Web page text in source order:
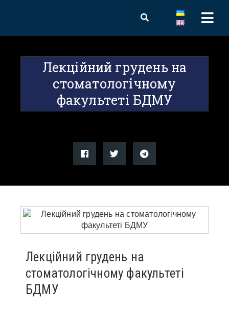
Лекційний грудень на
стоматологічному
факультеті БДМУ
Лекційний грудень на
стоматологічному факультеті
БДМУ